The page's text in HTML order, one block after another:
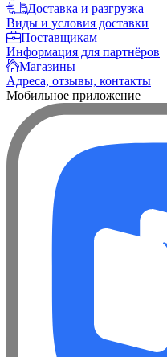
Доставка и разгрузка
Виды и условия доставки
Поставщикам
Информация для партнёров
Магазины
Адреса, отзывы, контакты
Мобильное приложение